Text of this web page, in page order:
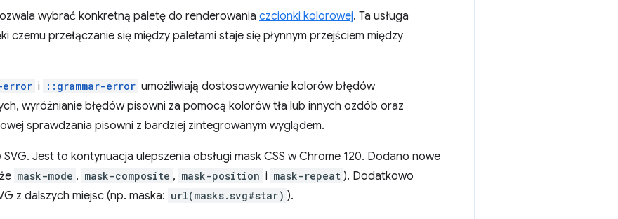
wybrać konkretną paletę do renderowania czcionki kolorowej. Ta usługa
czemu przełączanie się między paletami staje się płynnym przejściem między
i ::grammar-error umożliwiają dostosowywanie kolorów błędów
wyróżnianie błędów pisowni za pomocą kolorów tła lub innych ozdób oraz
sprawdzania pisowni z bardziej zintegrowanym wyglądem.
Jest to kontynuacja ulepszenia obsługi mask CSS w Chrome 120. Dodano nowe
mask-mode , mask-composite , mask-position i mask-repeat ). Dodatkowo
z dalszych miejsc (np. maska: url(masks.svg#star) ).